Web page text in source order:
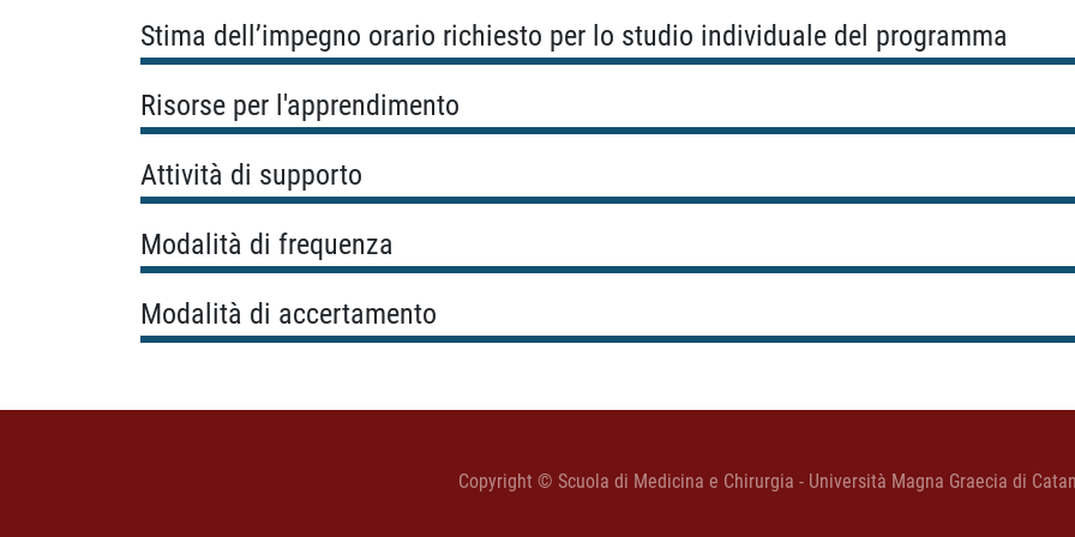
Stima dell’impegno orario richiesto per lo studio individuale del programma
Risorse per l'apprendimento
Attività di supporto
Modalità di frequenza
Modalità di accertamento
Copyright © Scuola di Medicina e Chirurgia - Università Magna Graecia di